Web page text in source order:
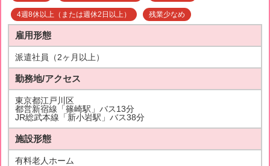
4週8休以上（または週休2日以上） 残業少なめ
雇用形態
派遣社員（2ヶ月以上）
勤務地/アクセス
東京都江戸川区
都営新宿線「篠崎駅」バス13分
JR総武本線「新小岩駅」バス38分
施設形態
有料老人ホーム